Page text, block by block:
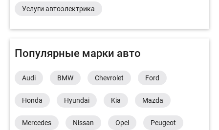
Услуги автоэлектрика
Популярные марки авто
Audi BMW Chevrolet Ford
Honda Hyundai Kia Mazda
Mercedes Nissan Opel Peugeot